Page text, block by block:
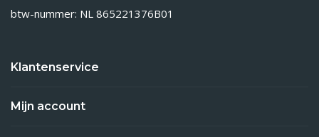
btw-nummer: NL 865221376B01
Klantenservice
Mijn account